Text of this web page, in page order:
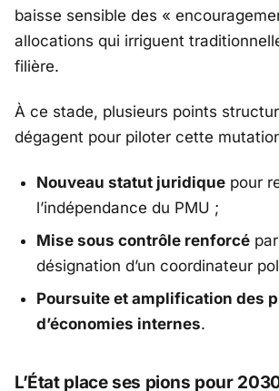
baisse sensible des «
allocations qui irriguent
filière.
À ce stade, plusieurs points
dégagent pour piloter cette
Nouveau statut juridique pour
l’indépendance du PMU ;
Mise sous contrôle renforcé
désignation d’un coordinateur
Poursuite et amplification des
d’économies internes.
L’État place ses pions pour